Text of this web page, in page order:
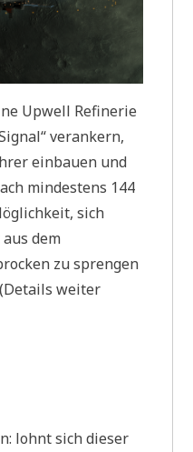
Upwell Refinerie
verankern,
einbauen und
mindestens 144
sich
dem
zu sprengen
weiter
lohnt sich dieser